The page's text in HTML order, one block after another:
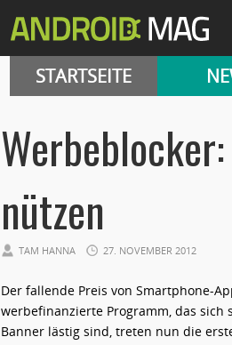
STARTSEITE
nützen
TAM HANNA 27. NOVEMBER 2012
Der fallende Preis von Smartphone-
werbefinanzierte Programm, das
Banner lästig sind, treten nun die